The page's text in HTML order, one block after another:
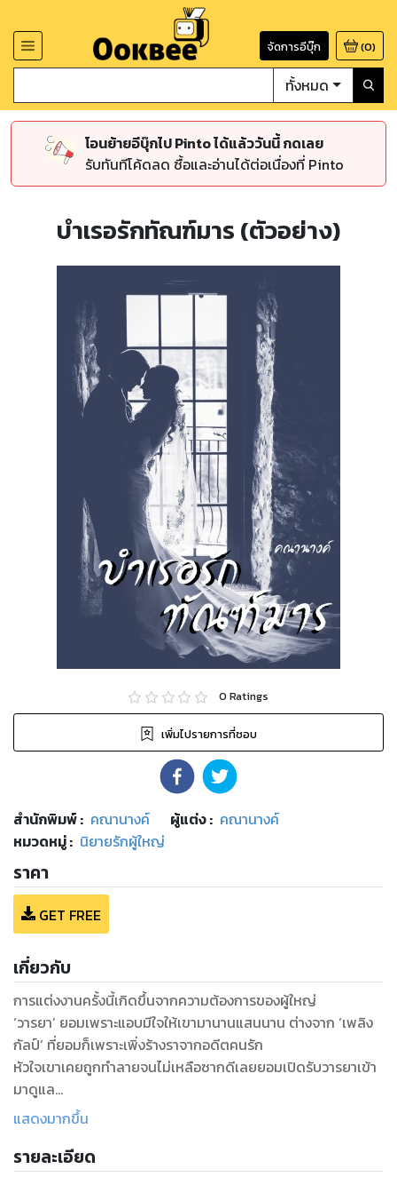
จัดการอีบุ๊ก (0)
ทั้งหมด
โอนย้ายอีบุ๊กไป Pinto ได้แล้ววันนี้ กดเลย
รับทันทีโค้ดลด ซื้อและอ่านได้ต่อเนื่องที่ Pinto
บำเรอรักทัณฑ์มาร (ตัวอย่าง)
0 Ratings
เพิ่มไปรายการที่ชอบ
สำนักพิมพ์: คณานางค์ ผู้แต่ง : คณานางค์
หมวดหมู่: นิยายรักผู้ใหญ่
ราคา
GET FREE
เกี่ยวกับ
การแต่งงานครั้งนี้เกิดขึ้นจากความต้องการของผู้ใหญ่
‘วารยา’ ยอมเพราะแอบมีใจให้เขามานานแสนนาน ต่างจาก ‘เพลิง
กัลป์’ ที่ยอมก็เพราะเพิ่งร้างราจากอดีตคนรัก
หัวใจเขาเคยถูกทำลายจนไม่เหลือซากดีเลยยอมเปิดรับวารยาเข้า
มาดูแล
ยิ่งได้อยู่ใกล้กันใจเขาก็ยิ่งหวั่นไหว
แสดงมากขึ้น
รายละเอียด